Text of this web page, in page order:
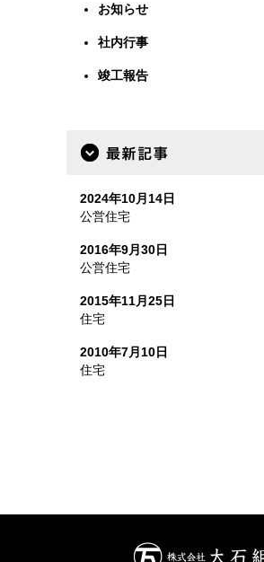
お知らせ
社内行事
竣工報告
公営住宅
2024年10月14日
公営住宅
2016年9月30日
住宅
2015年11月25日
住宅
2010年7月10日